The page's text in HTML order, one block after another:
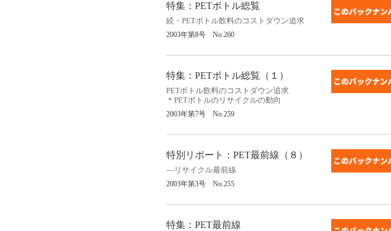
特集： PETボトル総覧
続・ PETボトル飲料のコストダウン追求
2003年第8号 No.260
特集： PETボトル総覧（１）
PETボトル飲料のコストダウン追求
＊ PETボトルのリサイクルの動向
2003年第7号 No.259
特別リポート： PET最前線（８）
―リサイクル最前線
2003年第3号 No.255
特集： PET最前線